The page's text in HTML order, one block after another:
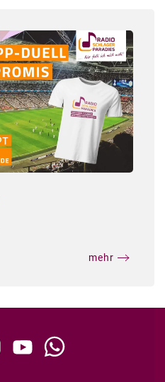
mehr